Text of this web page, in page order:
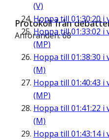
(V)
Hoppa till 01:30:20 i
Hoppa till01:33:02 i
(MP)
Hoppa till 01:38:30 i
(M)
Hoppa till 01:40:43 i
(MP)
Hoppa till 01:41:22 i
(M)
Hoppa till 01:43:14i
Protokoll från
Anföranden: 68